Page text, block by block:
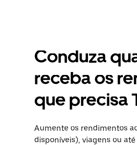
Conduza
receba os
que precisa
Aumente os rendimentos
disponíveis), viagens ou